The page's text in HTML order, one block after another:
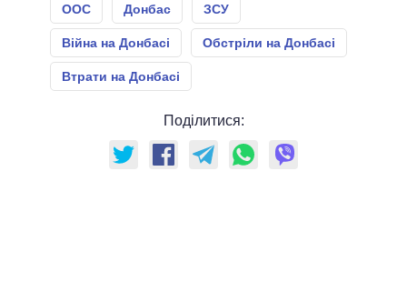
ООС Донбас ЗСУ
Війна на Донбасі Обстріли на Донбасі
Втрати на Донбасі
Поділитися: